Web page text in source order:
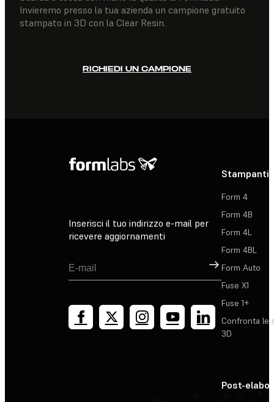
Invieremo presso la tua azienda un campione gratuito
stampato in 3D con la Clear Resin.
RICHIEDI UN CAMPIONE
Inserisci il tuo indirizzo e-mail per
ricevere aggiornamenti
Registrati
Stampanti
Form 4
Form 4B
Form 4L
Form 4BL
Form Auto
Fuse X1
Fuse 1+
Confronta le
3D
Post-